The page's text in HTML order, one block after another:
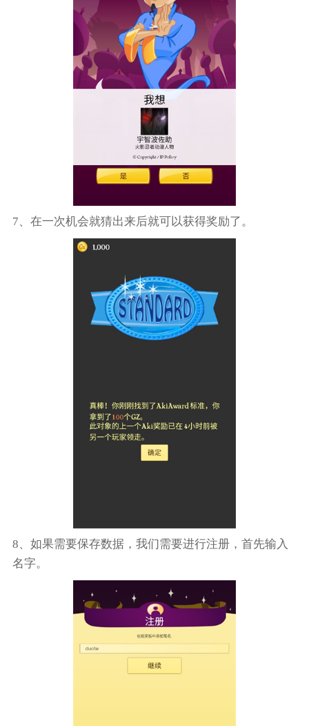
7、在一次机会就猜出来后就可以获得奖励了。
8、如果需要保存数据，我们需要进行注册，首先输入
名字。